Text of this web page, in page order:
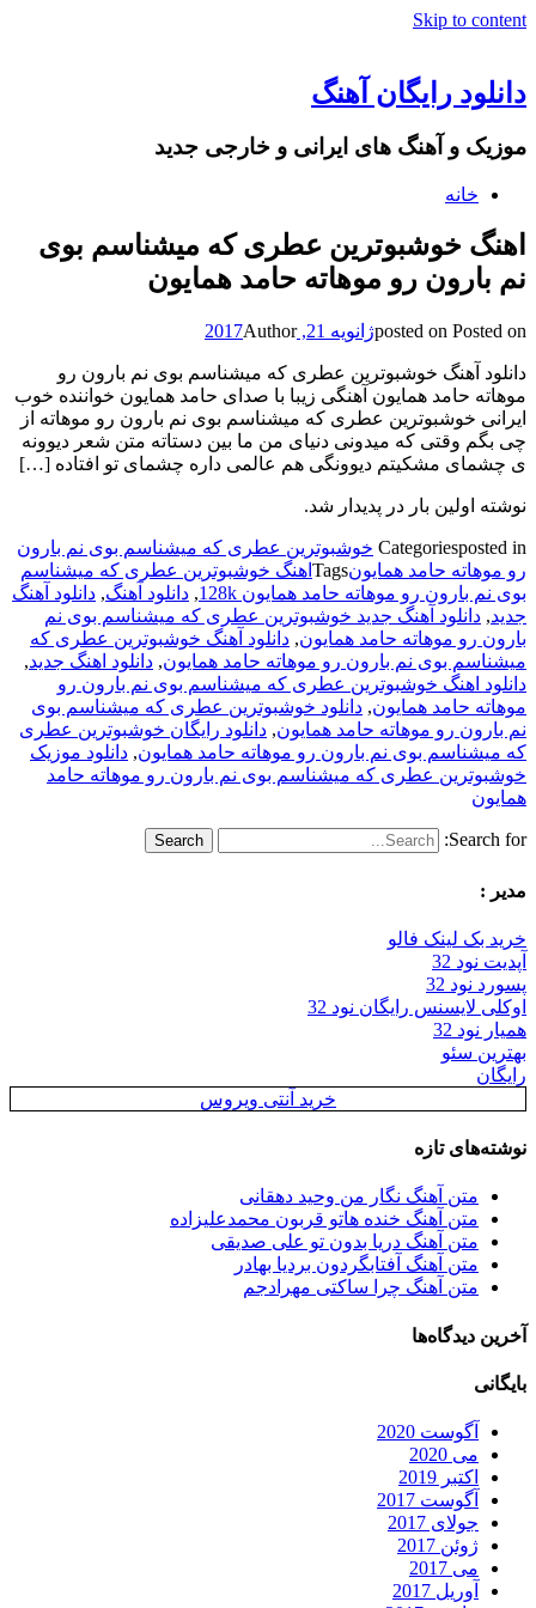
Skip to content
دانلود رایگان آهنگ
موزیک و آهنگ های ایرانی و خارجی جدید
خانه
اهنگ خوشبوترین عطری که میشناسم بوی
نم بارون رو موهاته حامد همایون
posted on Posted on ژانویه 21, 2017 Author
دانلود آهنگ خوشبوترین عطری که میشناسم بوی نم بارون رو
موهاته حامد همایون آهنگی زیبا با صدای حامد همایون خواننده خوب
ایرانی خوشبوترین عطری که میشناسم بوی نم بارون رو موهاته از
چی بگم وقتی که میدونی دنیای من ما بین دستاته متن شعر دیوونه
ی چشمای مشکیتم دیوونگی هم عالمی داره چشمای تو افتاده […]
نوشته اولین بار در پدیدار شد.
Categoriesposted in
خوشبوترین عطری که میشناسم بوی نم بارون
رو موهاته حامد همایونTags اهنگ خوشبوترین عطری که میشناسم
بوی نم بارون رو موهاته حامد همایون 128k
, دانلود آهنگ, دانلود آهنگ
جدید, دانلود آهنگ جدید خوشبوترین عطری که میشناسم بوی نم
بارون رو موهاته حامد همایون, دانلود آهنگ خوشبوترین عطری که
میشناسم بوی نم بارون رو موهاته حامد همایون, دانلود اهنگ جدید,
دانلود اهنگ خوشبوترین عطری که میشناسم بوی نم بارون رو
موهاته حامد همایون, دانلود خوشبوترین عطری که میشناسم بوی
نم بارون رو موهاته حامد همایون, دانلود رایگان خوشبوترین عطری
که میشناسم بوی نم بارون رو موهاته حامد همایون, دانلود موزیک
خوشبوترین عطری که میشناسم بوی نم بارون رو موهاته حامد
همایون
Search for:
مدیر :
خرید بک لینک فالو
آپدیت نود 32
پسورد نود 32
اوکلی لایسنس رایگان نود 32
همیار نود 32
بهترین سئو
رایگان
خرید آنتی ویروس
نوشته‌های تازه
متن آهنگ نگار من وحید دهقانی
متن آهنگ خنده هاتو قربون محمدعلیزاده
متن آهنگ دریا بدون تو علی صدیقی
متن آهنگ آفتابگردون بردیا بهادر
متن آهنگ چرا ساکتی مهرادجم
آخرین دیدگاه‌ها
بایگانی
آگوست 2020
می 2020
اکتبر 2019
آگوست 2017
جولای 2017
ژوئن 2017
می 2017
آوریل 2017